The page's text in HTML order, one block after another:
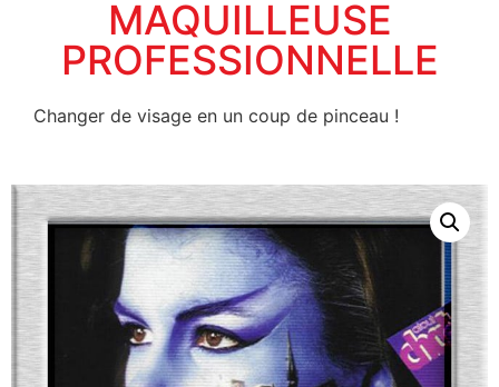
MAQUILLEUSE
PROFESSIONNELLE
Changer de visage en un coup de pinceau !